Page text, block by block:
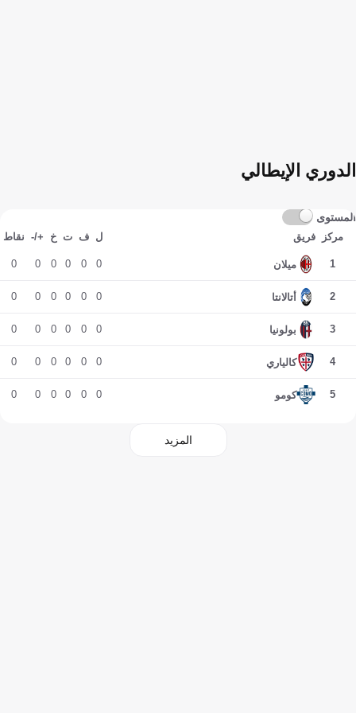
الدوري الإيطالي
المستوى
مركز فريق ل ف ت خ +/- نقاط
1 ميلان 0
0
0
0
0
0
2 أتالانتا 0
0
0
0
0
0
3 بولونيا 0
0
0
0
0
0
4 كالياري 0
0
0
0
0
0
5 كومو 0
0
0
0
0
0
المزيد